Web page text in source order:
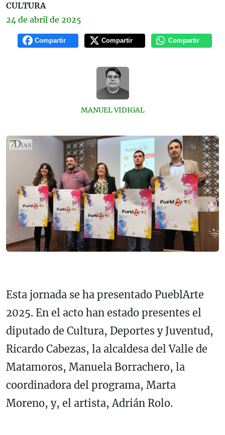
CULTURA
24 de abril de 2025
Compartir Compartir Compartir
MANUEL VIDIGAL
Esta jornada se ha presentado PueblArte
2025. En el acto han estado presentes el
diputado de Cultura, Deportes y Juventud,
Ricardo Cabezas, la alcaldesa del Valle de
Matamoros, Manuela Borrachero, la
coordinadora del programa, Marta
Moreno, y, el artista, Adrián Rolo.